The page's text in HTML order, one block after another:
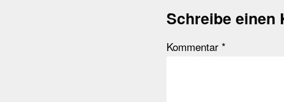
Schreibe einen
Kommentar *